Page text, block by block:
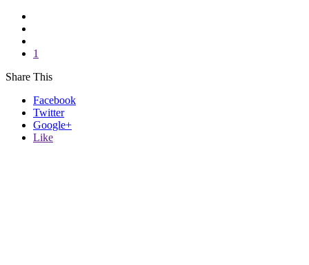
1
Share This
Facebook
Twitter
Google+
Like